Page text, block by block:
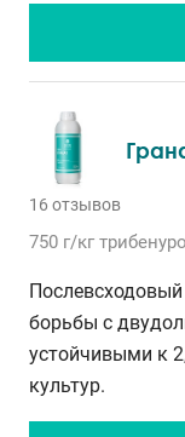
16 отзывов
750 г/кг
борьбы с
устойчивыми к
культур.